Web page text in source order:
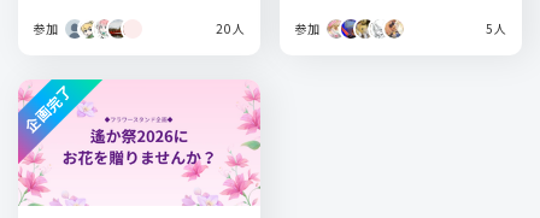
参加 20人 参加 5人
企画完了